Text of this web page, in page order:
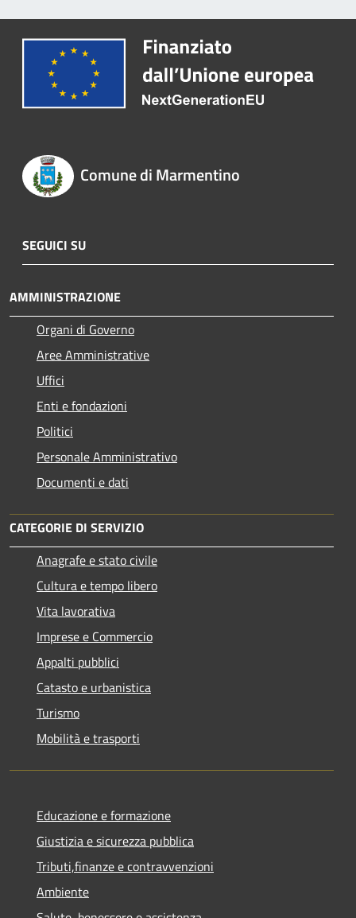
Comune di Marmentino
SEGUICI SU
AMMINISTRAZIONE
Organi di Governo
Aree Amministrative
Uffici
Enti e fondazioni
Politici
Personale Amministrativo
Documenti e dati
CATEGORIE DI SERVIZIO
Anagrafe e stato civile
Cultura e tempo libero
Vita lavorativa
Imprese e Commercio
Appalti pubblici
Catasto e urbanistica
Turismo
Mobilità e trasporti
Educazione e formazione
Giustizia e sicurezza pubblica
Tributi,finanze e contravvenzioni
Ambiente